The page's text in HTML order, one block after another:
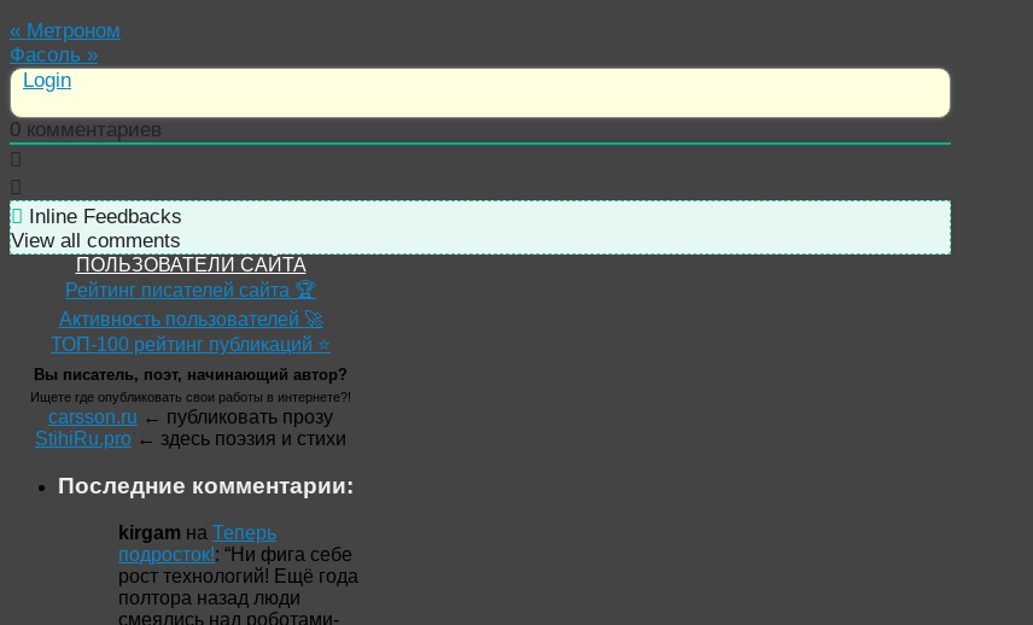
« Метроном
Фасоль »
Login
0 комментариев
Inline Feedbacks
View all comments
ПОЛЬЗОВАТЕЛИ САЙТА
Рейтинг писателей сайта 🏆
Активность пользователей 🚀
ТОП-100 рейтинг публикаций ⭐
Вы писатель, поэт, начинающий автор?
Ищете где опубликовать свои работы в интернете?!
carsson.ru ← публиковать прозу
StihiRu.pro ← здесь поэзия и стихи
Последние комментарии:
kirgam на Теперь
подросток!: “Ни фига себе
рост технологий! Ещё года
полтора назад люди
смеялись над роботами-